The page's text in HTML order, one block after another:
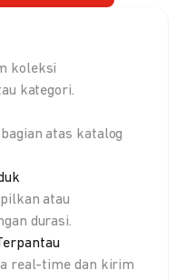
koleksi
kategori.
atas katalog
atau
durasi.
real-time dan kirim